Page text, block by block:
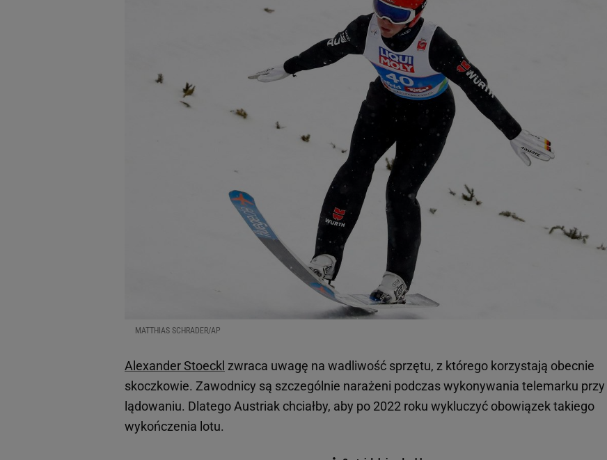
MATTHIAS SCHRADER/AP
Alexander Stoeckl zwraca uwagę na wadliwość sprzętu, z którego korzystają obecnie
skoczkowie. Zawodnicy są szczególnie narażeni podczas wykonywania telemarku przy
lądowaniu. Dlatego Austriak chciałby, aby po 2022 roku wykluczyć obowiązek takiego
wykończenia lotu.